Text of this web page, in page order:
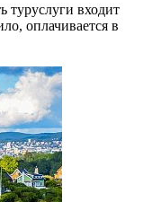
туруслуги входит
оплачивается в